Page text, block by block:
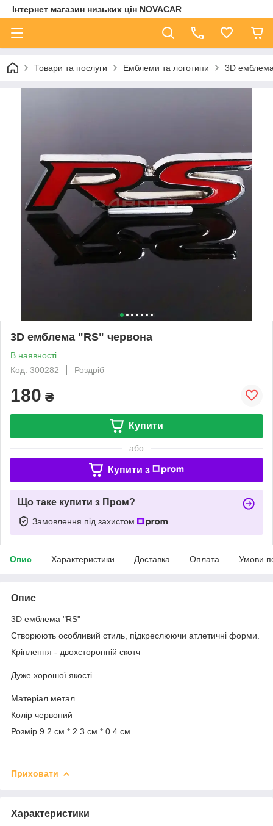
Інтернет магазин низьких цін NOVACAR
Товари та послуги Емблеми та логотипи 3D
3D емблема "RS" червона
В наявності
Код: 300282
Роздріб
180 ₴
Купити
або
Купити з
Що таке купити з Пром?
Замовлення під захистом
Опис Характеристики Доставка Оплата Умови
Опис
3D емблема "RS"
Створюють особливий стиль, підкреслюючи атлетичні форми.
Кріплення - двохсторонній скотч
Дуже хорошої якості .
Матеріал метал
Колір червоний
Розмір 9.2 см * 2.3 см * 0.4 см
Приховати
Характеристики